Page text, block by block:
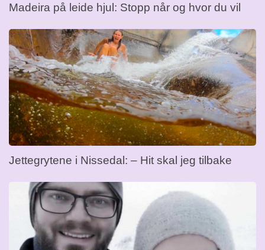
Madeira på leide hjul: Stopp når og hvor du vil
Jettegrytene i Nissedal: – Hit skal jeg tilbake